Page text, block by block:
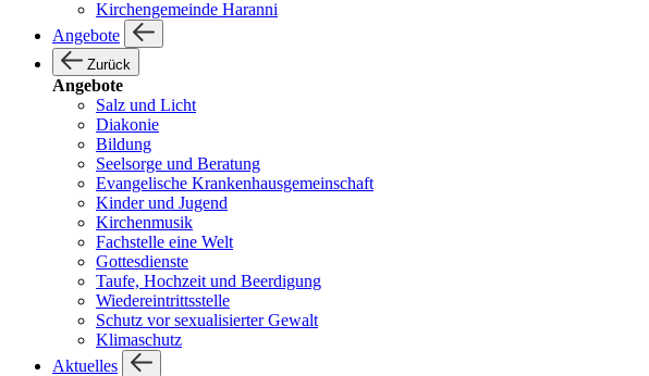
Kirchengemeinde Haranni
Angebote
Zurück
Angebote
Salz und Licht
Diakonie
Bildung
Seelsorge und Beratung
Evangelische Krankenhausgemeinschaft
Kinder und Jugend
Kirchenmusik
Fachstelle eine Welt
Gottesdienste
Taufe, Hochzeit und Beerdigung
Wiedereintrittsstelle
Schutz vor sexualisierter Gewalt
Klimaschutz
Aktuelles